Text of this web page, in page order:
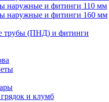
наружные и фитинги 110 мм
наружные и фитинги 160 мм
трубы (ПНД) и фитинги
и клумб